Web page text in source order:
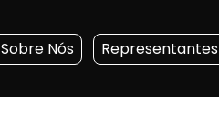
Sobre Nós Representantes